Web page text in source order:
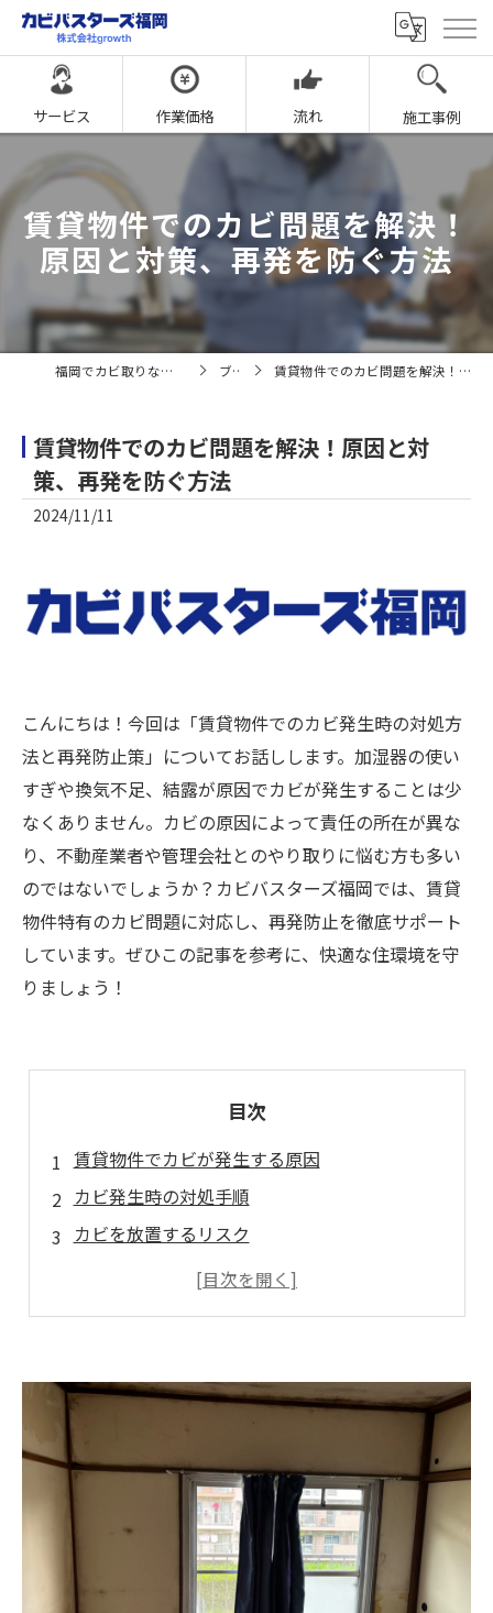
サービス 作業価格 流れ 施工事例
賃貸物件でのカビ問題を解決！
原因と対策、再発を防ぐ方法
福岡でカビ取りならカビバスターズ福岡 ブログ 賃貸物件でのカビ問題を解決！原因と対策、再発を防ぐ方法
賃貸物件でのカビ問題を解決！原因と対
策、再発を防ぐ方法
2024/11/11
こんにちは！今回は「賃貸物件でのカビ発生時の対処方
法と再発防止策」についてお話しします。加湿器の使い
すぎや換気不足、結露が原因でカビが発生することは少
なくありません。カビの原因によって責任の所在が異な
り、不動産業者や管理会社とのやり取りに悩む方も多い
のではないでしょうか？カビバスターズ福岡では、賃貸
物件特有のカビ問題に対応し、再発防止を徹底サポート
しています。ぜひこの記事を参考に、快適な住環境を守
りましょう！
目次
賃貸物件でカビが発生する原因
カビ発生時の対処手順
カビを放置するリスク
カビバスターズ福岡によるカビ除去のメリット